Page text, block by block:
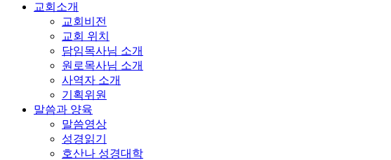
교회소개
교회비전
교회 위치
담임목사님 소개
원로목사님 소개
사역자 소개
기획위원
말씀과 양육
말씀영상
성경읽기
호산나 성경대학